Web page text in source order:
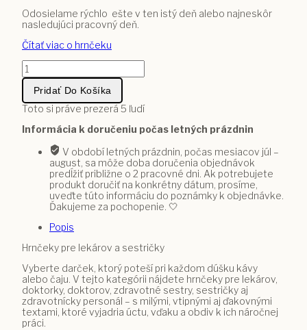
Odosielame rýchlo ešte v ten istý deň alebo najneskôr
nasledujúci pracovný deň.
Čítať viac o hrnčeku
množstvo
Hrnček
Najlepšia
lekárka
Pridať Do Košíka
Toto si práve prezerá 5 ľudí
Informácia k doručeniu počas letných prázdnin
V období letných prázdnin, počas mesiacov júl –
august, sa môže doba doručenia objednávok
predĺžiť približne o 2 pracovné dni. Ak potrebujete
produkt doručiť na konkrétny dátum, prosíme,
uveďte túto informáciu do poznámky k objednávke.
Ďakujeme za pochopenie. 🤍
Popis
Hrnčeky pre lekárov a sestričky
Vyberte darček, ktorý poteší pri každom dúšku kávy
alebo čaju. V tejto kategórii nájdete hrnčeky pre lekárov,
doktorky, doktorov, zdravotné sestry, sestričky aj
zdravotnícky personál – s milými, vtipnými aj ďakovnými
textami, ktoré vyjadria úctu, vďaku a obdiv k ich náročnej
práci.